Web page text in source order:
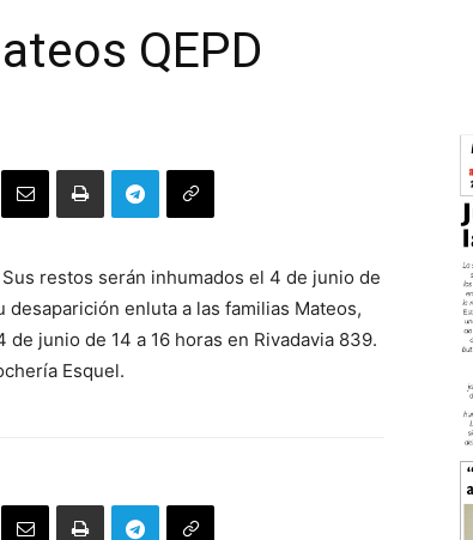
QEPD
restos serán inhumados el 4 de junio de
enluta a las familias Mateos,
junio de 14 a 16 horas en Rivadavia 839.
Esquel.